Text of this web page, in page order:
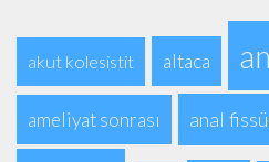
akut kolesistit altaca
ameliyat sonrası anal